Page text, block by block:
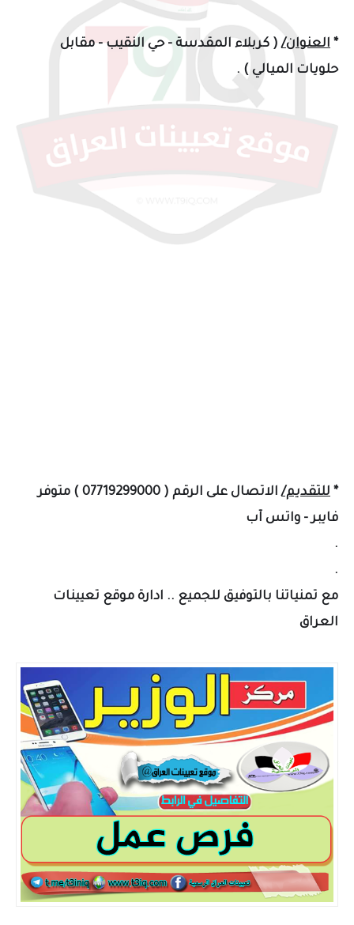
* العنوان/( كربلاء المقدسة - حي النقيب - مقابل
حلويات الميالي ) .
* للتقديم/
الاتصال على الرقم ( 07719299000 ) متوفر
فايبر - واتس آب
.
.
مع تمنياتنا بالتوفيق للجميع .. ادارة موقع تعيينات
العراق